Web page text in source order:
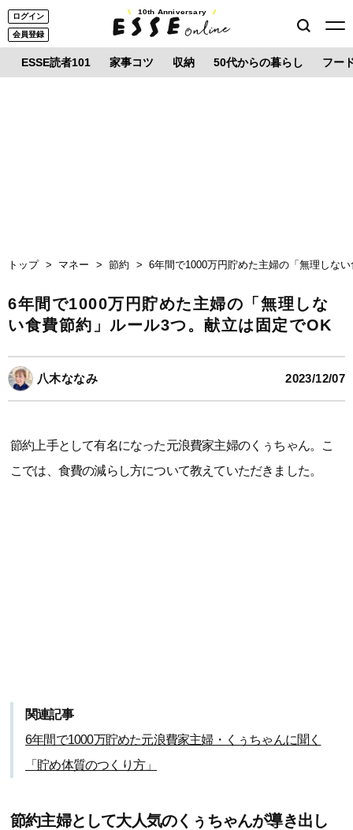
ログイン
会員登録
10th Anniversary
ESSE読者101 家事コツ 収納 50代からの暮らし フー
トップ マネー 節約 6年間で1000万円貯めた主婦の「無理しな
6年間で1000万円貯めた主婦の「無理しな
い食費節約」ルール3つ。献立は固定でOK
八木ななみ 2023/12/07
節約上手として有名になった元浪費家主婦のくぅちゃん。こ
こでは、食費の減らし方について教えていただきました。
関連記事
6年間で1000万貯めた元浪費家主婦・くぅちゃんに聞く
「貯め体質のつくり方」
節約主婦として大人気のくぅちゃんが導き出し